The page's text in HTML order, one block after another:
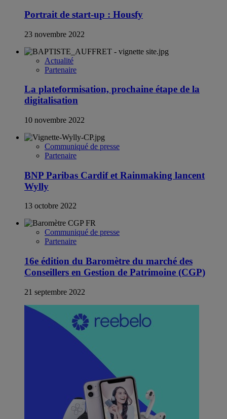
Portrait de start-up : Housfy
23 novembre 2022
Actualité
Partenaire
La plateformisation, prochaine étape de la
digitalisation
10 novembre 2022
Communiqué de presse
Partenaire
BNP Paribas Cardif et Rainmaking lancent
Wylly
13 octobre 2022
Communiqué de presse
Partenaire
16e édition du Baromètre du marché des
Conseillers en Gestion de Patrimoine (CGP)
21 septembre 2022